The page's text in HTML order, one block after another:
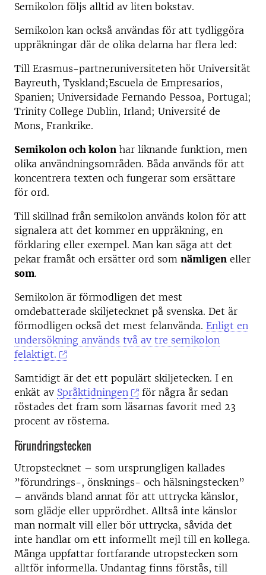
Semikolon följs alltid av liten bokstav.
Semikolon kan också användas för att tydliggöra
uppräkningar där de olika delarna har flera led:
Till Erasmus-partneruniversiteten hör Universität
Bayreuth, Tyskland;Escuela de Empresarios,
Spanien; Universidade Fernando Pessoa, Portugal;
Trinity College Dublin, Irland; Université de
Mons, Frankrike.
Semikolon och kolon har liknande funktion, men
olika användningsområden. Båda används för att
koncentrera texten och fungerar som ersättare
för ord.
Till skillnad från semikolon används kolon för att
signalera att det kommer en uppräkning, en
förklaring eller exempel. Man kan säga att det
pekar framåt och ersätter ord som nämligen eller
som.
Semikolon är förmodligen det mest
omdebatterade skiljetecknet på svenska. Det är
förmodligen också det mest felanvända. Enligt en
undersökning används två av tre semikolon
felaktigt.
Samtidigt är det ett populärt skiljetecken. I en
enkät av Språktidningen
för några år sedan
röstades det fram som läsarnas favorit med 23
procent av rösterna.
Förundringstecken
Utropstecknet – som ursprungligen kallades
”förundrings-, önsknings- och hälsningstecken”
– används bland annat för att uttrycka känslor,
som glädje eller upprördhet. Alltså inte känslor
man normalt vill eller bör uttrycka, såvida det
inte handlar om ett informellt mejl till en kollega.
Många uppfattar fortfarande utropstecken som
alltför informella. Undantag finns förstås, till